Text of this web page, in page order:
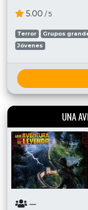
5.00 / 5
Terror Grupos
Jóvenes
UNA
─